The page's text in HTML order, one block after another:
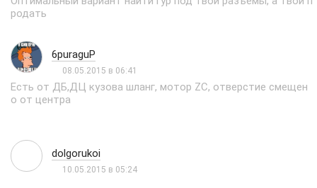
родать
6puraguP
08.05.2015 в 06:41
Есть от ДБ,ДЦ кузова шланг, мотор ZC, отверстие смещен
о от центра
dolgorukoi
10.05.2015 в 05:24